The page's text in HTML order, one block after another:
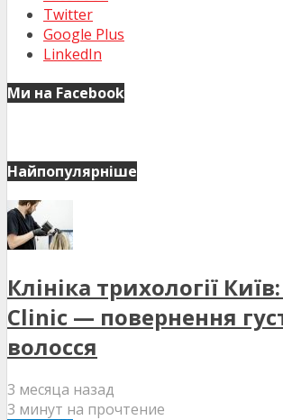
Twitter
Google Plus
LinkedIn
Ми на Facebook
Найпопулярніше
Клініка трихології
Clinic — повернення
волосся
3 месяца назад
3 минут на прочтение